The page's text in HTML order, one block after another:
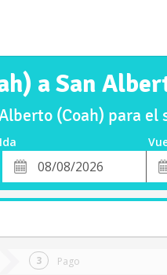
a San
(Coah) para
Ida
Fecha
de
de
Pago